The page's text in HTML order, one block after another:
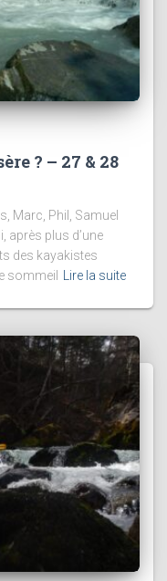
? – 27 & 28
Marc, Phil, Samuel
après plus d’une
des kayakistes
sommeil
Lire la suite